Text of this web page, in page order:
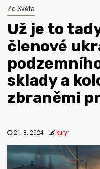
Ze Světa
Už je to
členové
sklady a
zbraněmi
21. 8. 2024 kuryr